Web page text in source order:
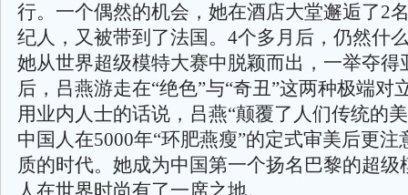
行。一个偶然的机会，她在酒店大堂邂逅了2
纪人，又被带到了法国。4个多月后，仍然什
她从世界超级模特大赛中脱颖而出，一举夺得
后，吕燕游走在“绝色”与“奇丑”这两种极端对
用业内人士的话说，吕燕“颠覆了人们传统的
中国人在5000年“环肥燕瘦”的定式审美后更注
质的时代。她成为中国第一个扬名巴黎的超级